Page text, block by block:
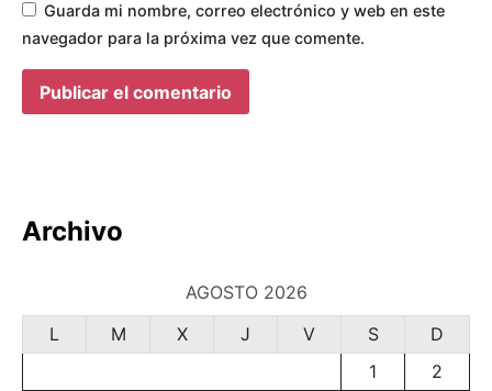
Guarda mi nombre, correo electrónico y web en este
navegador para la próxima vez que comente.
Archivo
AGOSTO 2026
L
M X J V S
D
1
2